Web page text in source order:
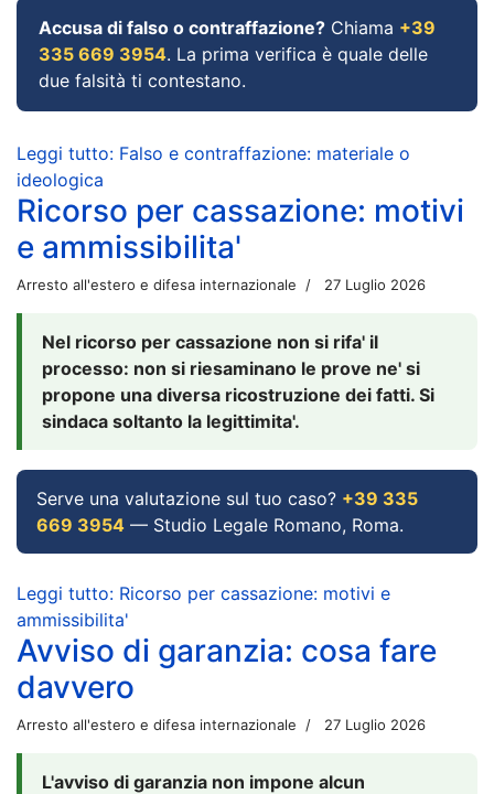
Accusa di falso o contraffazione? Chiama +39
335 669 3954. La prima verifica è quale delle
due falsità ti contestano.
Leggi tutto: Falso e contraffazione: materiale o
ideologica
Ricorso per cassazione: motivi
e ammissibilita'
Arresto all'estero e difesa internazionale 27 Luglio 2026
Nel ricorso per cassazione non si rifa' il
processo: non si riesaminano le prove ne' si
propone una diversa ricostruzione dei fatti. Si
sindaca soltanto la legittimita'.
Serve una valutazione sul tuo caso? +39 335
669 3954 — Studio Legale Romano, Roma.
Leggi tutto: Ricorso per cassazione: motivi e
ammissibilita'
Avviso di garanzia: cosa fare
davvero
Arresto all'estero e difesa internazionale 27 Luglio 2026
L'avviso di garanzia non impone alcun